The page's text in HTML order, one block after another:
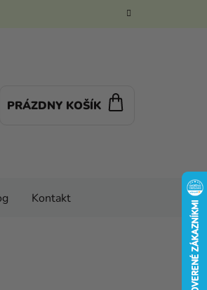
PRÁZDNY KOŠÍK
Kontakt